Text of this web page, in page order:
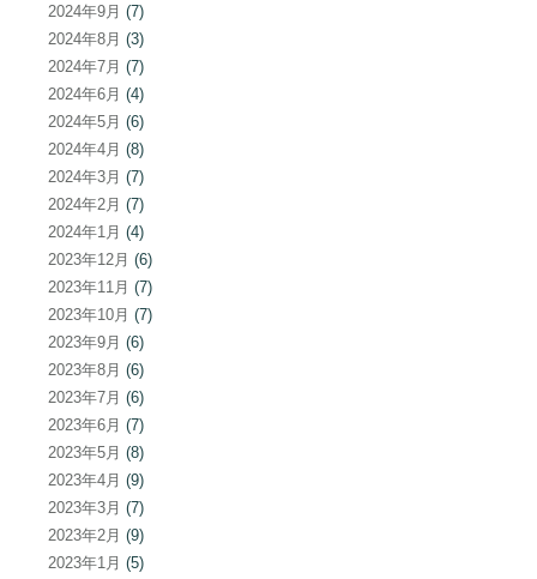
2024年9月 (7)
2024年8月 (3)
2024年7月 (7)
2024年6月 (4)
2024年5月 (6)
2024年4月 (8)
2024年3月 (7)
2024年2月 (7)
2024年1月 (4)
2023年12月 (6)
2023年11月 (7)
2023年10月 (7)
2023年9月 (6)
2023年8月 (6)
2023年7月 (6)
2023年6月 (7)
2023年5月 (8)
2023年4月 (9)
2023年3月 (7)
2023年2月 (9)
2023年1月 (5)